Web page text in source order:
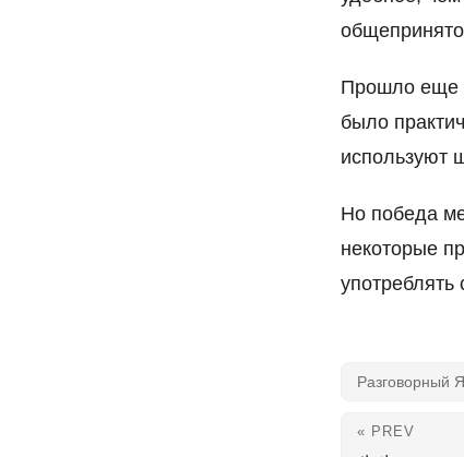
Прошло еще
было
используют
Но победа
некоторые
употреблять
Разговорный
« PREV